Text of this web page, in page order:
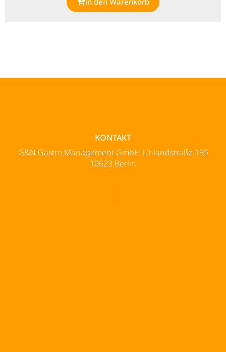
KONTAKT
G&N Gastro Management GmbH Uhlandstraße 195
10623 Berlin